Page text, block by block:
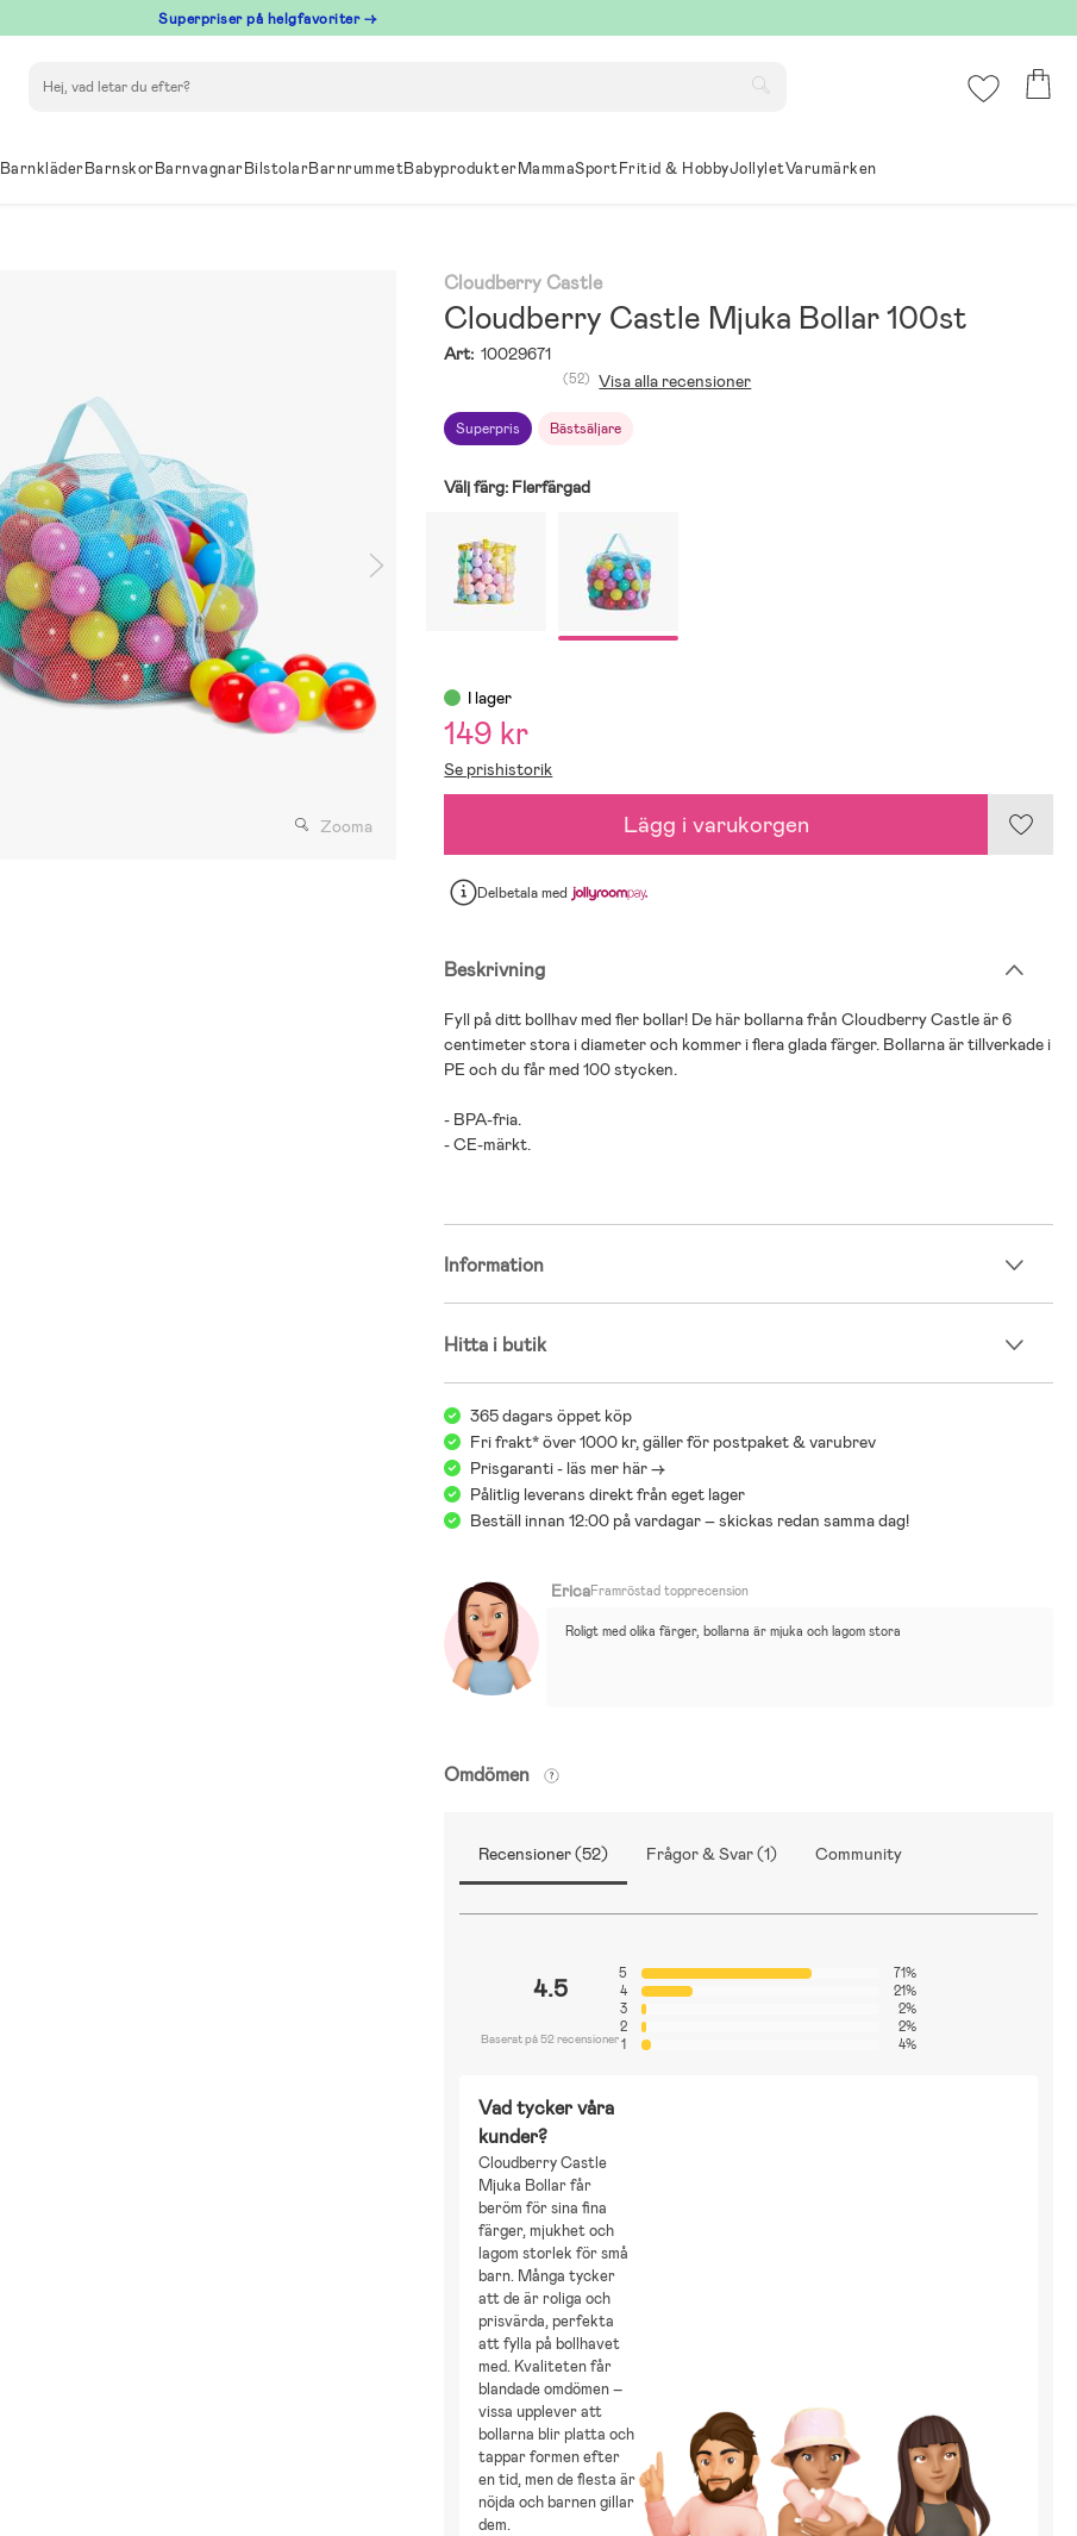
Superpriser på helgfavoriter →
BarnkläderBarnskorBarnvagnarBilstolarBarnrummetBabyprodukterMammaSportFritid & HobbyJollyletVarumärken
Zooma
Cloudberry Castle
Cloudberry Castle Mjuka Bollar 100st
Art: 10029671
Superpris Bästsäljare
(52) Visa alla recensioner
Välj färg: Flerfärgad
I lager
149 kr
Se prishistorik
Lägg i varukorgen
Delbetalamed
Beskrivning
Fyll på ditt bollhav med fler bollar! De här bollarna från Cloudberry Castle är 6
centimeter stora i diameter och kommer i flera glada färger. Bollarna är tillverkade i
PE och du får med 100 stycken.
- BPA-fria.
- CE-märkt.
Information
Hitta i butik
365 dagars öppet köp
Fri frakt* över 1000 kr, gäller för postpaket & varubrev
Prisgaranti - läs mer här ->
Pålitlig leverans direkt från eget lager
Beställ innan 12:00 på vardagar – skickas redan samma dag!
EricaFramröstad topprecension
Roligt med olika färger, bollarna är mjuka och lagom stora
Omdömen
Recensioner (52) Frågor & Svar (1) Community
4.5
Baserat på 52 recensioner
5
71%
4
21%
3
2%
2
2%
1
4%
Vad tycker våra
kunder?
Cloudberry Castle
Mjuka Bollar får
beröm för sina fina
färger, mjukhet och
lagom storlek för små
barn. Många tycker
att de är roliga och
prisvärda, perfekta
att fylla på bollhavet
med. Kvaliteten får
blandade omdömen –
vissa upplever att
bollarna blir platta och
tappar formen efter
en tid, men de flesta är
nöjda och barnen gillar
dem.